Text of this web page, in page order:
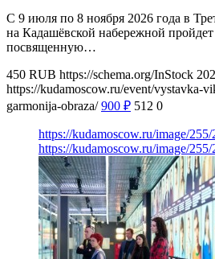
С 9 июля по 8 ноября 2026 года в
на Кадашёвской набережной пройдет
посвященную…
450 RUB https://schema.org/InStock
https://kudamoscow.ru/event/vystavka-
garmonija-obraza/ 900 ₽ 512 0
https://kudamoscow.ru/image/
https://kudamoscow.ru/image/